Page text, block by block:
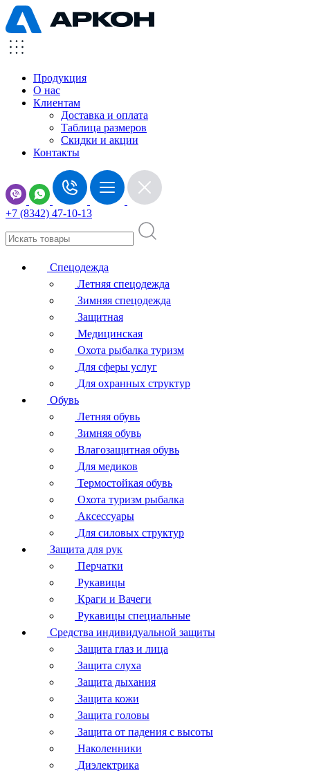
Продукция
О нас
Клиентам
Доставка и оплата
Таблица размеров
Скидки и акции
Контакты
+7 (8342) 47-10-13
Спецодежда
Летняя спецодежда
Зимняя спецодежда
Защитная
Медицинская
Охота рыбалка туризм
Для сферы услуг
Для охранных структур
Обувь
Летняя обувь
Зимняя обувь
Влагозащитная обувь
Для медиков
Термостойкая обувь
Охота туризм рыбалка
Аксессуары
Для силовых структур
Защита для рук
Перчатки
Рукавицы
Краги и Вачеги
Рукавицы специальные
Средства индивидуальной защиты
Защита глаз и лица
Защита слуха
Защита дыхания
Защита кожи
Защита головы
Защита от падения с высоты
Наколенники
Диэлектрика